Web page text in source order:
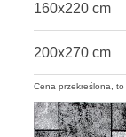
160x220 cm
200x270 cm
Cena przekreślona,